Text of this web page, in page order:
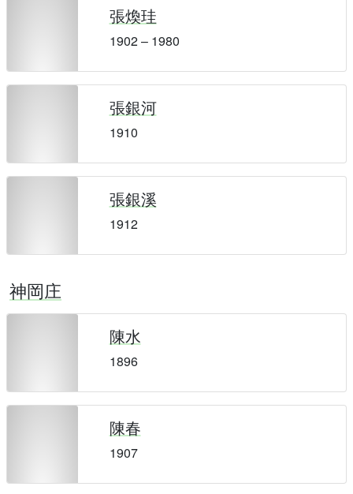
張煥珪
1902 – 1980
張銀河
1910
張銀溪
1912
神岡庄
陳水
1896
陳春
1907